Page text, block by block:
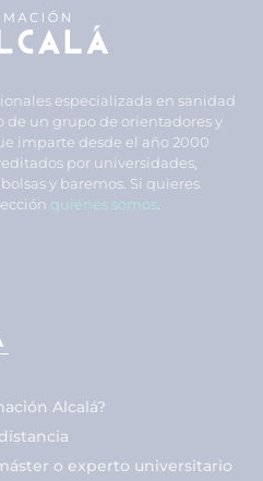
especializada en sanidad
de un grupo de orientadores y
imparte desde el año 2000
por universidades,
y baremos. Si quieres
quiénes somos
Alcalá?
o experto universitario